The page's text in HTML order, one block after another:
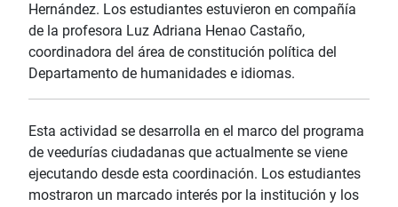
Hernández. Los estudiantes estuvieron en compañía
de la profesora Luz Adriana Henao Castaño,
coordinadora del área de constitución política del
Departamento de humanidades e idiomas.
Esta actividad se desarrolla en el marco del programa
de veedurías ciudadanas que actualmente se viene
ejecutando desde esta coordinación. Los estudiantes
mostraron un marcado interés por la institución y los